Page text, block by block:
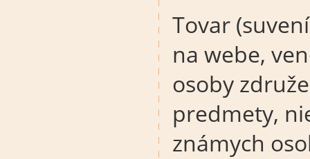
Tovar
na webe,
osoby
predmety,
známych